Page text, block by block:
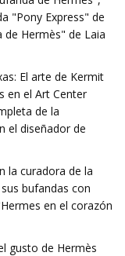
"Pony Express" de
de Hermès" de Laia
El arte de Kermit
en el Art Center
de la
el diseñador de
la curadora de la
bufandas con
en el corazón
gusto de Hermès